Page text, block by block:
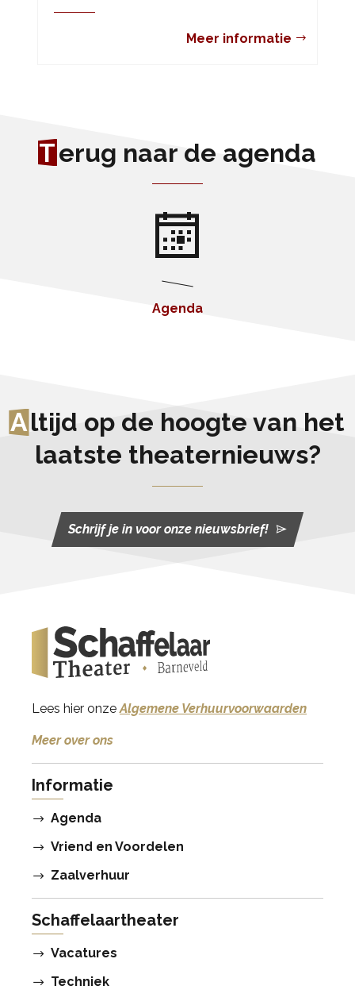
Meer informatie
Terug naar de agenda
Agenda
Altijd op de hoogte van het
laatste theaternieuws?
Schrijf je in voor onze nieuwsbrief!
Lees hier onzeAlgemene Verhuurvoorwaarden
Meer over ons
Informatie
Agenda
Vriend en Voordelen
Zaalverhuur
Schaffelaartheater
Vacatures
Techniek